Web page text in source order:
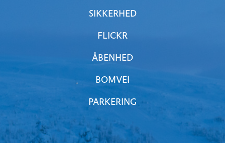
SIKKERHED
FLICKR
ÅBENHED
BOMVEI
PARKERING